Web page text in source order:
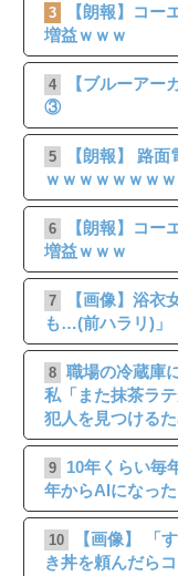
3
【朗報】コー
増益ｗｗｗ
4
【ブルーア
③
5
【朗報】 路
ｗｗｗｗｗｗｗ
6
【朗報】コー
増益ｗｗｗ
7
【画像】浴衣
も…(前ハラリ)」
8 職場の冷蔵庫
私「また抹茶ラ
犯人を見つける
9
10年くらい毎
年からAIになった
10
【画像】 「
き丼を頼んだら